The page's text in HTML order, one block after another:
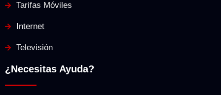
Tarifas Móviles
Internet
Televisión
¿Necesitas Ayuda?